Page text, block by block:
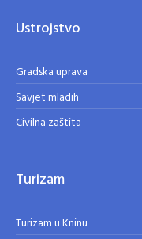
Ustrojstvo
Gradska uprava
Savjet mladih
Civilna zaštita
Turizam
Turizam u Kninu